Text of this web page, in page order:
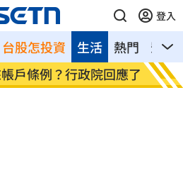
登入
台股怎投資 熱門 影音
生活
條例？行政院回應了
群聯7
4500%